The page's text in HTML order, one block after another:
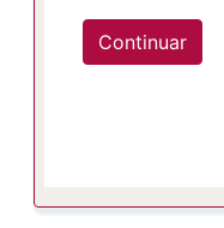
Continuar